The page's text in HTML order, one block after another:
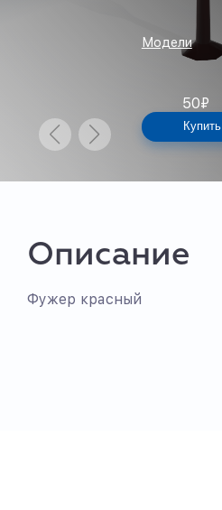
Модели
50₽
Купить
Описание
Фужер красный